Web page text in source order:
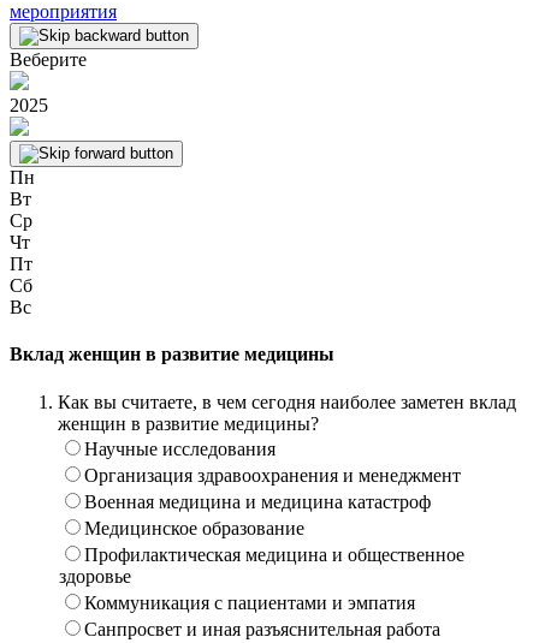
мероприятия
Веберите
2025
Пн
Вт
Ср
Чт
Пт
Сб
Вс
Вклад женщин в развитие медицины
Как вы считаете, в чем сегодня наиболее заметен вклад
женщин в развитие медицины?
Научные исследования
Организация здравоохранения и менеджмент
Военная медицина и медицина катастроф
Медицинское образование
Профилактическая медицина и общественное
здоровье
Коммуникация с пациентами и эмпатия
Санпросвет и иная разъяснительная работа